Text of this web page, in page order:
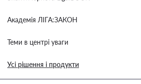
Академія ЛІГА:ЗАКОН
Теми в центрі уваги
Усі рішення і продукти